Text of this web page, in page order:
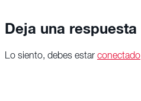
Deja una respuesta
Lo siento, debes estar conectado